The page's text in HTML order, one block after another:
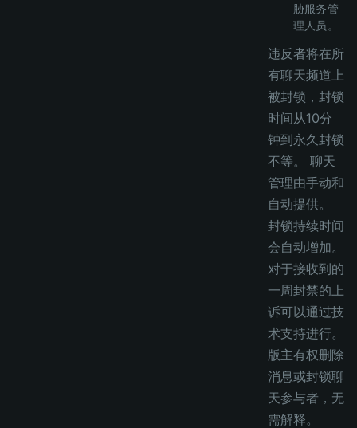
胁服务管
理人员。
违反者将在所
有聊天频道上
被封锁，封锁
时间从10分
钟到永久封锁
不等。 聊天
管理由手动和
自动提供。
封锁持续时间
会自动增加。
对于接收到的
一周封禁的上
诉可以通过技
术支持进行。
版主有权删除
消息或封锁聊
天参与者，无
需解释。